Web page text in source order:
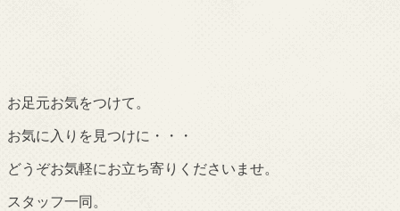
お足元お気をつけて。
お気に入りを見つけに・・・
どうぞお気軽にお立ち寄りくださいませ。
スタッフ一同。